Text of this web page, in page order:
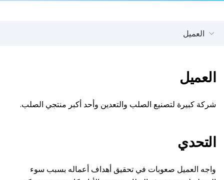
العميل
العميل
شركة كبيرة لتصنيع الصلب والتعدين وأحد أكبر منتجي الصلب.
التحدي
واجه العميل صعوبات في تحقيق أهداف أعماله بسبب سوء